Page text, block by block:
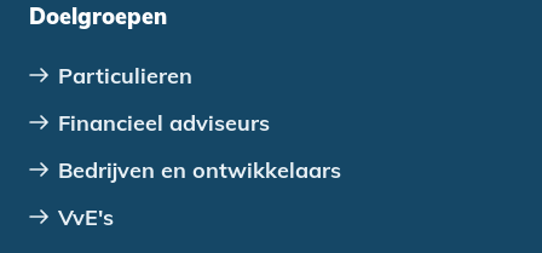
Doelgroepen
Particulieren
Financieel adviseurs
Bedrijven en ontwikkelaars
VvE's